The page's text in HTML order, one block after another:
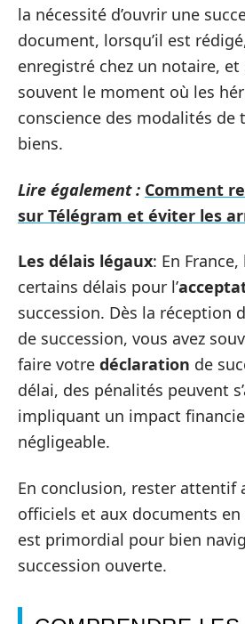
la nécessité d’ouvrir une
document, lorsqu’il est
enregistré chez un notaire, et
souvent le moment où les
conscience des modalités de
biens.
Lire également : Comment
sur Télégram et éviter les
Les délais légaux: En
certains délais pour l’
succession. Dès la réception
de succession, vous avez
faire votre déclaration de
délai, des pénalités peuvent
impliquant un impact
négligeable.
En conclusion, rester attentif
officiels et aux documents
est primordial pour bien
succession ouverte.